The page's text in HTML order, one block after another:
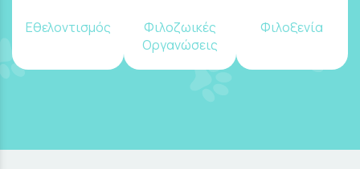
Εθελοντισμός
Φιλοζωικές
Οργανώσεις
Φιλοξενία